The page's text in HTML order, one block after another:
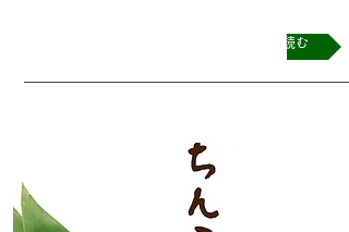
続きを読む